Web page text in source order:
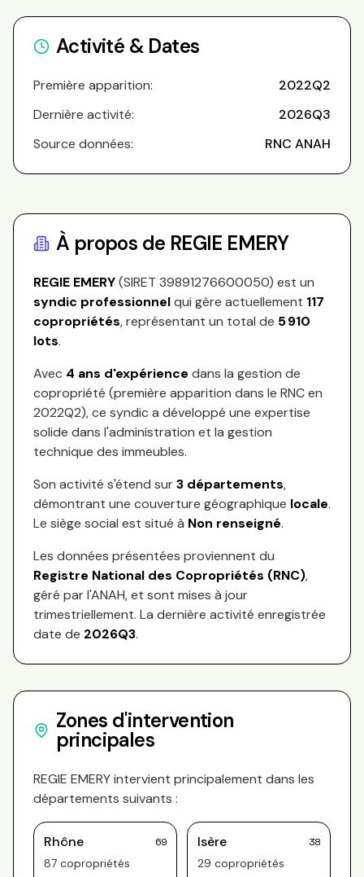
Activité & Dates
Première apparition:
2022Q2
Dernière activité:
2026Q3
Source données:
RNC ANAH
À propos de REGIE EMERY
REGIE EMERY(SIRET 39891276600050) est un
syndic professionnelqui gère actuellement 117
copropriétés, représentant un total de 5 910
lots.
Avec 4 ans d'expérience dans la gestion de
copropriété (première apparition dans le RNC en
2022Q2), ce syndic a développé une expertise
solide dans l'administration et la gestion
technique des immeubles.
Son activité s'étend sur3 départements,
démontrant une couverture géographique locale.
Le siège social est situé à Non renseigné.
Les données présentées proviennent du
Registre National des Copropriétés (RNC),
géré par l'ANAH, et sont mises à jour
trimestriellement. La dernière activité enregistrée
date de 2026Q3.
Zones d'intervention
principales
REGIE EMERYintervient principalement dans les
départements suivants :
Rhône 69
87 copropriétés
Isère 38
29 copropriétés